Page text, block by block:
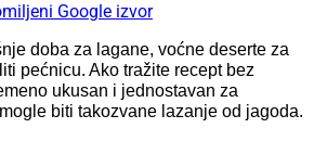
Google izvor
doba za lagane, voćne deserte za
pećnicu. Ako tražite recept bez
ukusan i jednostavan za
biti takozvane lazanje od jagoda.